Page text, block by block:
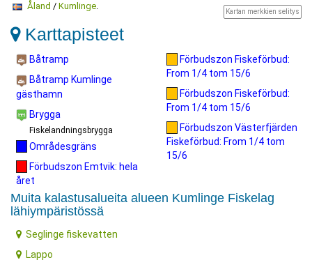
Kartan merkkien selitys
Åland / Kumlinge.
Karttapisteet
Båtramp
Båtramp Kumlinge
gästhamn
Brygga
Fiskelandningsbrygga
Områdesgräns
Förbudszon Emtvik: hela
året
Förbudszon Fiskeförbud:
From 1/4 tom 15/6
Förbudszon Fiskeförbud:
From 1/4 tom 15/6
Förbudszon Västerfjärden
Fiskeförbud: From 1/4 tom
15/6
Muita kalastusalueita alueen Kumlinge Fiskelag
lähiympäristössä
Seglinge fiskevatten
Lappo